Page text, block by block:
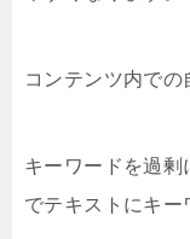
コンテンツ内での
キーワードを過
でテキストにキー